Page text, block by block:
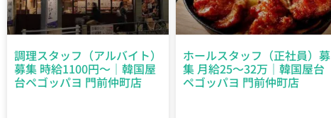
調理スタッフ（アルバイト）
募集 時給1100円～｜韓国屋
台ペゴッパヨ 門前仲町店
ホールスタッフ（正社員）募
集 月給25～32万｜韓国屋台
ペゴッパヨ 門前仲町店